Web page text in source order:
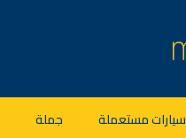
سيارات مستعملة جملة